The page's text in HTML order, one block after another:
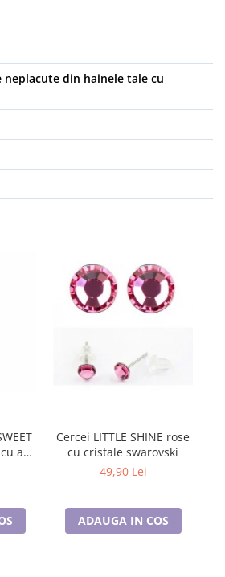
din hainele tale cu
Cercei LITTLE SHINE rose
cu cristale swarovski
49,90 Lei
ADAUGA IN COS